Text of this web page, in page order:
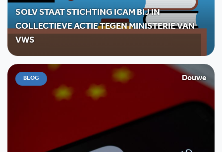
SOLV STAAT STICHTING ICAM BIJ IN
COLLECTIEVE ACTIE TEGEN MINISTERIE VAN
VWS
BLOG Douwe